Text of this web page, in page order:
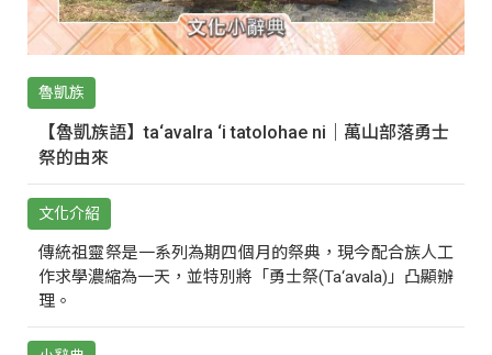
魯凱族
【魯凱族語】ta‘avalra ‘i tatolohae ni｜萬山部落勇士
祭的由來
文化介紹
傳統祖靈祭是一系列為期四個月的祭典，現今配合族人工
作求學濃縮為一天，並特別將「勇士祭(Ta‘avala)」凸顯辦
理。